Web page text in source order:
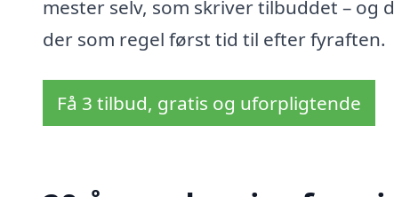
mester selv, som skriver tilbuddet – og
der som regel først tid til efter fyraften.
Få 3 tilbud, gratis og uforpligtende